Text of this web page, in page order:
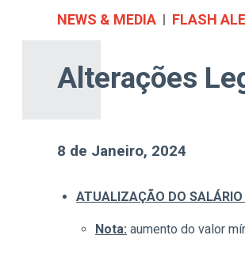
NEWS & MEDIA FLASH
Alterações
8 de Janeiro, 2024
ATUALIZAÇÃO DO
Nota: aumento do valor